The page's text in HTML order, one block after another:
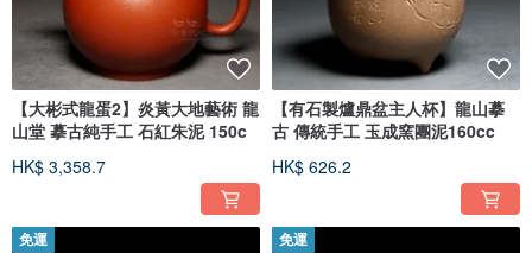
【大彬式龍蛋2】炎黃大地藝術 龍
山堂 摹古純手工 石紅朱泥 150c
HK$ 3,358.7
【有石製爐鼎盆主人杯】龍山摹
古 傳統手工 玉成窯團泥160cc
HK$ 626.2
免運 免運